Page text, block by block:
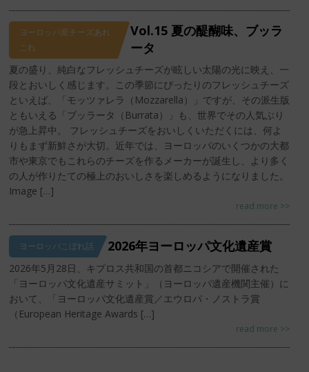
ヨーロッパ産チーズあれ
これ
Vol.15 夏の醍醐味、ブッラ
ータ
夏の盛り、純白なフレッシュチーズが眩しい太陽の光に映え、一
段とおいしく感じます。この季節にぴったりのフレッシュチーズ
といえば、「モッツァレラ（Mozzarella）」ですが、その派生版
ともいえる「ブッラータ（Burrata）」も、世界でその人気ぶり
が急上昇中。 フレッシュチーズをおいしくいただくには、何よ
りもまず新鮮さが大切。近年では、ヨーロッパのいくつかの大都
市や東京でもこれらのチーズを作るメーカーが誕生し、より多く
の人が作りたての極上のおいしさを楽しめるようになりました。
Image […]
read more >>
ヨーロッパこぼれ話 2026年ヨーロッパ文化遺産賞
2026年5月28日、キプロス共和国の首都ニコシアで開催された
「ヨーロッパ文化遺産サミット」（ヨーロッパ遺産機関主催）に
おいて、「ヨーロッパ文化遺産賞／エウロパ・ノストラ賞
（European Heritage Awards […]
read more >>